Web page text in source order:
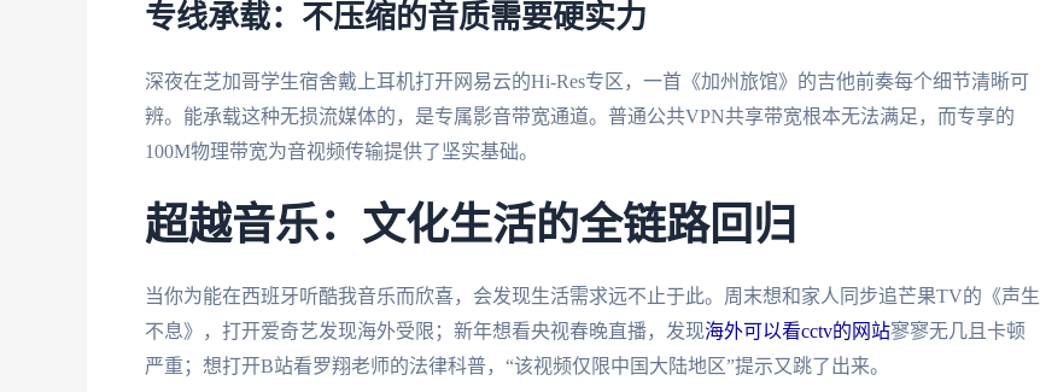
专线承载：不压缩的音质需要硬实力
深夜在芝加哥学生宿舍戴上耳机打开网易云的Hi-Res专区，一首《加州旅馆》的吉他前奏每个细节清晰可
辨。能承载这种无损流媒体的，是专属影音带宽通道。普通公共VPN共享带宽根本无法满足，而专享的
100M物理带宽为音视频传输提供了坚实基础。
超越音乐：文化生活的全链路回归
当你为能在西班牙听酷我音乐而欣喜，会发现生活需求远不止于此。周末想和家人同步追芒果TV的《声生
不息》，打开爱奇艺发现海外受限；新年想看央视春晚直播，发现海外可以看cctv的网站寥寥无几且卡顿
严重；想打开B站看罗翔老师的法律科普，“该视频仅限中国大陆地区”提示又跳了出来。